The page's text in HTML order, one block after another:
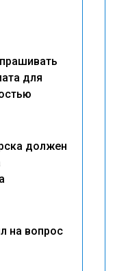
для
должен
на вопрос